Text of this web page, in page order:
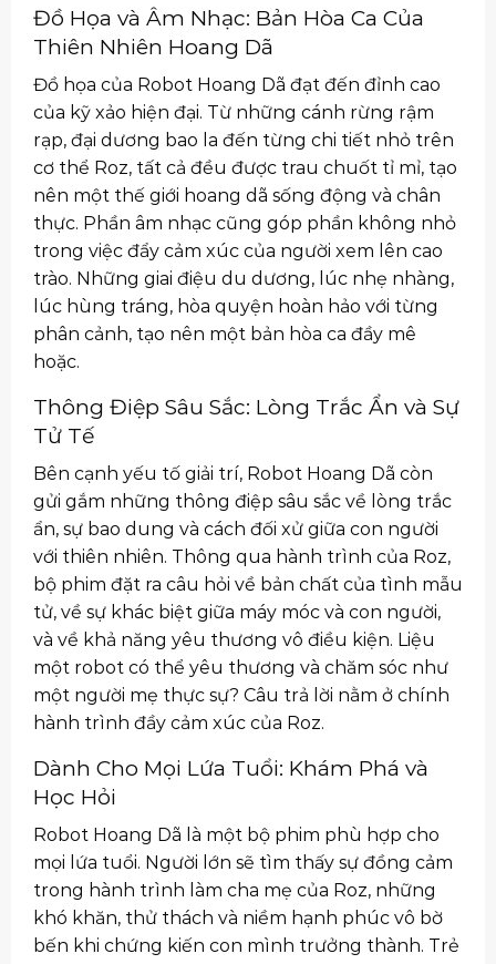
Đồ Họa và Âm Nhạc: Bản Hòa Ca Của
Thiên Nhiên Hoang Dã
Đồ họa của Robot Hoang Dã đạt đến đỉnh cao
của kỹ xảo hiện đại. Từ những cánh rừng rậm
rạp, đại dương bao la đến từng chi tiết nhỏ trên
cơ thể Roz, tất cả đều được trau chuốt tỉ mỉ, tạo
nên một thế giới hoang dã sống động và chân
thực. Phần âm nhạc cũng góp phần không nhỏ
trong việc đẩy cảm xúc của người xem lên cao
trào. Những giai điệu du dương, lúc nhẹ nhàng,
lúc hùng tráng, hòa quyện hoàn hảo với từng
phân cảnh, tạo nên một bản hòa ca đầy mê
hoặc.
Thông Điệp Sâu Sắc: Lòng Trắc Ẩn và Sự
Tử Tế
Bên cạnh yếu tố giải trí, Robot Hoang Dã còn
gửi gắm những thông điệp sâu sắc về lòng trắc
ẩn, sự bao dung và cách đối xử giữa con người
với thiên nhiên. Thông qua hành trình của Roz,
bộ phim đặt ra câu hỏi về bản chất của tình mẫu
tử, về sự khác biệt giữa máy móc và con người,
và về khả năng yêu thương vô điều kiện. Liệu
một robot có thể yêu thương và chăm sóc như
một người mẹ thực sự? Câu trả lời nằm ở chính
hành trình đầy cảm xúc của Roz.
Dành Cho Mọi Lứa Tuổi: Khám Phá và
Học Hỏi
Robot Hoang Dã là một bộ phim phù hợp cho
mọi lứa tuổi. Người lớn sẽ tìm thấy sự đồng cảm
trong hành trình làm cha mẹ của Roz, những
khó khăn, thử thách và niềm hạnh phúc vô bờ
bến khi chứng kiến con mình trưởng thành. Trẻ